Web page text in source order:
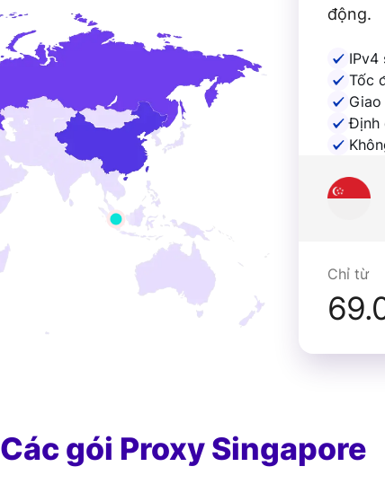
động.
IPv4
Tốc
Giao
Định
Chỉ từ
Các gói Proxy Singapore